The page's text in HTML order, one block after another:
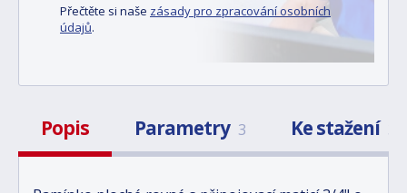
Přečtěte si naše zásady pro zpracování osobních
údajů.
Popis Parametry 3 Ke stažení